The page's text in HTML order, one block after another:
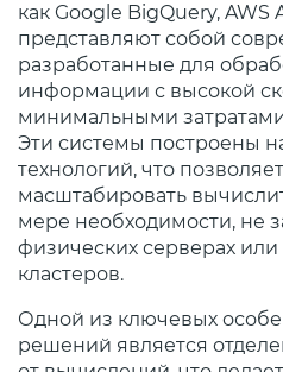
как Google BigQuery,
представляют собой
разработанные для
информации с высокой
минимальными
Эти системы построены
технологий, что
масштабировать
мере необходимости, не
физических серверах
кластеров.
Одной из ключевых
решений является